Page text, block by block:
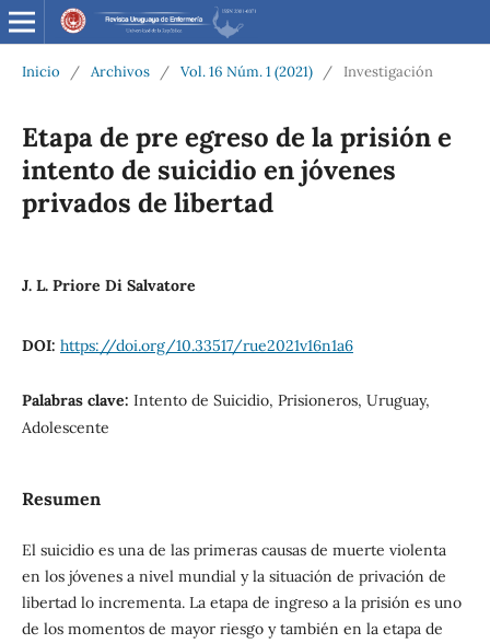
Inicio / Archivos / Vol. 16 Núm. 1 (2021) / Investigación
Etapa de pre egreso de la prisión e
intento de suicidio en jóvenes
privados de libertad
J. L. Priore Di Salvatore
DOI: https://doi.org/10.33517/rue2021v16n1a6
Palabras clave: Intento de Suicidio, Prisioneros, Uruguay,
Adolescente
Resumen
El suicidio es una de las primeras causas de muerte violenta
en los jóvenes a nivel mundial y la situación de privación de
libertad lo incrementa. La etapa de ingreso a la prisión es uno
de los momentos de mayor riesgo y también en la etapa de